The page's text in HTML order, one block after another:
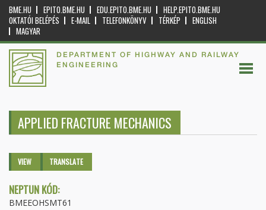
BME.HU EPITO.BME.HU EDU.EPITO.BME.HU
HELP.EPITO.BME.HU
OKTATÓI BELÉPÉS
E-MAIL TELEFONKÖNYV TÉRKÉP
ENGLISH
MAGYAR
DEPARTMENT OF HIGHWAY AND RAILWAY
ENGINEERING
APPLIED FRACTURE MECHANICS
Primary tabs
VIEW (ACTIVETRANSLATE
NEPTUN KÓD:
BMEEOHSMT61